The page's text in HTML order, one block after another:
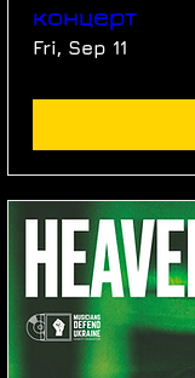
концерт
Fri, Sep 11